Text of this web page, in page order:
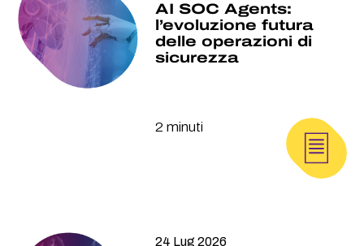
AI SOC Agents:
l’evoluzione futura
delle operazioni di
sicurezza
2 minuti
24 Lug 2026